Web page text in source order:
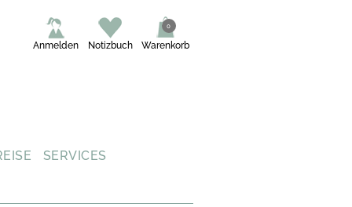
Warenkorb
0
Notizbuch
Anmelden
SERVICES